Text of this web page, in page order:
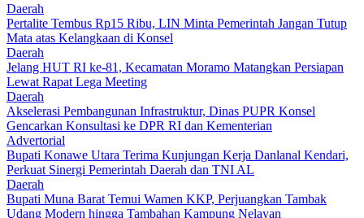
Daerah
‎Pertalite Tembus Rp15 Ribu, LIN Minta Pemerintah Jangan Tutup
Mata atas Kelangkaan di Konsel
Daerah
‎Jelang HUT RI ke-81, Kecamatan Moramo Matangkan Persiapan
Lewat Rapat Lega Meeting
Daerah
Akselerasi Pembangunan Infrastruktur, Dinas PUPR Konsel
Gencarkan Konsultasi ke DPR RI dan Kementerian
Advertorial
Bupati Konawe Utara Terima Kunjungan Kerja Danlanal Kendari,
Perkuat Sinergi Pemerintah Daerah dan TNI AL
Daerah
‎Bupati Muna Barat Temui Wamen KKP, Perjuangkan Tambak
Udang Modern hingga Tambahan Kampung Nelayan